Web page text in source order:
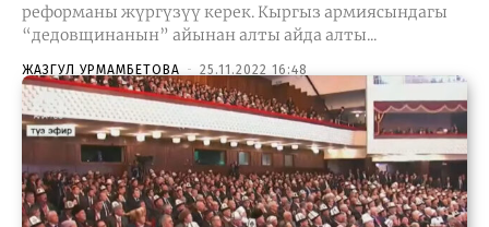
реформаны жүргүзүү керек. Кыргыз армиясындагы
“дедовщинанын” айынан алты айда алты...
ЖАЗГУЛ УРМАМБЕТОВА - 25.11.2022 16:48